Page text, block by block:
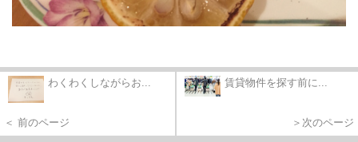
わくわくしながらお...
＜ 前のページ
賃貸物件を探す前に...
＞次のページ